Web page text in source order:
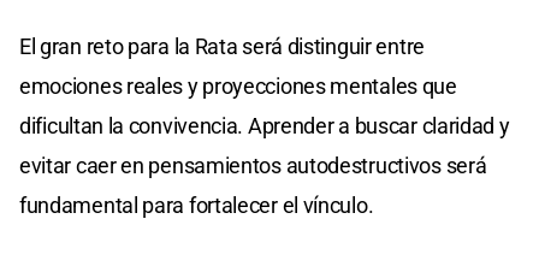
El gran reto para la Rata será distinguir entre
emociones reales y proyecciones mentales que
dificultan la convivencia. Aprender a buscar claridad y
evitar caer en pensamientos autodestructivos será
fundamental para fortalecer el vínculo.